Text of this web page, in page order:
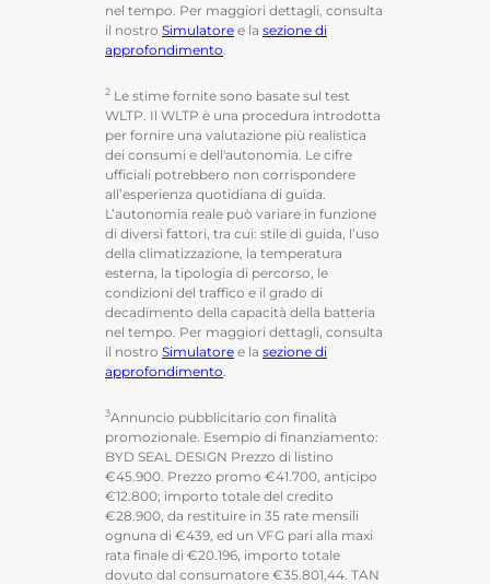
nel tempo. Per maggiori dettagli, consulta
il nostro Simulatore e la sezione di
approfondimento
2 Le stime fornite sono basate sul test
WLTP. Il WLTP è una procedura introdotta
per fornire una valutazione più realistica
dei consumi e dell'autonomia. Le cifre
ufficiali potrebbero non corrispondere
all’esperienza quotidiana di guida.
L’autonomia reale può variare in funzione
di diversi fattori, tra cui: stile di guida, l’uso
della climatizzazione, la temperatura
esterna, la tipologia di percorso, le
condizioni del traffico e il grado di
decadimento della capacità della batteria
nel tempo. Per maggiori dettagli, consulta
il nostro Simulatore e la sezione di
approfondimento
3Annuncio pubblicitario con finalità
promozionale. Esempio di finanziamento:
BYD SEAL DESIGN Prezzo di listino
€45.900. Prezzo promo €41.700, anticipo
€12.800; importo totale del credito
€28.900, da restituire in 35 rate mensili
ognuna di €439, ed un VFG pari alla maxi
rata finale di €20.196, importo totale
dovuto dal consumatore €35.801,44. TAN